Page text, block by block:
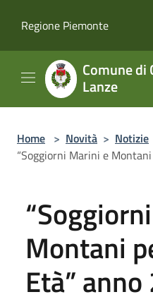
Regione Piemonte
Comune di
Lanze
Home > Novità > Notizie
“Soggiorni Marini e
Montani
Età”